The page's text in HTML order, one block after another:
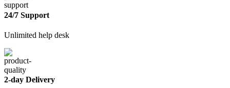
24/7 Support
Unlimited help desk
2-day Delivery